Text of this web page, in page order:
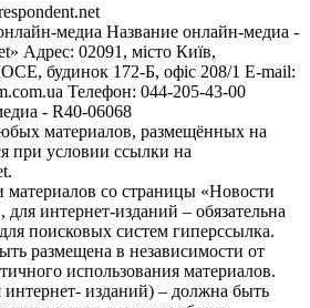
медиа Название онлайн-медиа -
Адрес: 02091, місто Київ,
будинок 172-Б, офіс 208/1 E-mail:
Телефон: 044-205-43-00
- R40-06068
материалов, размещённых на
при условии ссылки на
со страницы «Новости
интернет-изданий – обязательна
поисковых систем гиперссылка.
размещена в независимости от
использования материалов.
интернет- изданий) – должна быть